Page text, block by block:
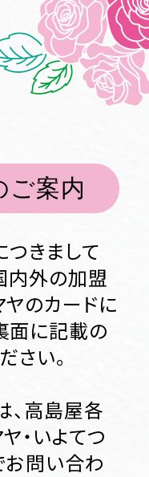
ご案内
つきまして
内外の加盟
のカードに
面に記載の
さい。
、高島屋各
・いよてつ
お問い合わ